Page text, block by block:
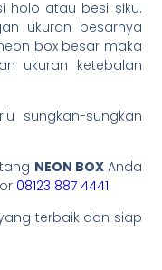
holo atau besi siku.
ukuran besarnya
box besar maka
ukuran ketebalan
sungkan-sungkan
NEON BOX Anda
08123 887 4441
terbaik dan siap